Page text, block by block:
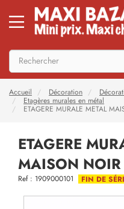
Accueil Décoration
Etagères murales en métal
ETAGERE MURALE METAL
ETAGERE
MAISON NOIR
Ref : 1909000101 FIN DE